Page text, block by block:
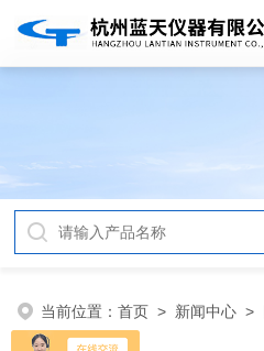
当前位置：首页 > 新闻中心 >
么？